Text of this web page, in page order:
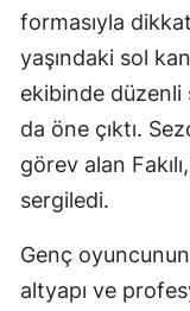
formasıyla
yaşındaki sol
ekibinde düzenli
da öne çıktı.
görev alan
sergiledi.
Genç
altyapı ve